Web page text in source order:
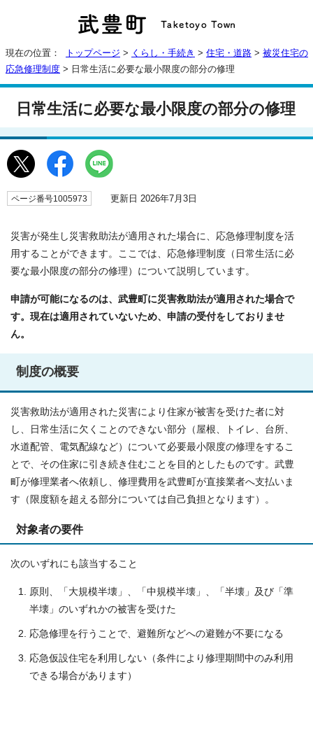
現在の位置： トップページ > くらし・手続き > 住宅・道路 > 被災住宅の
応急修理制度 > 日常生活に必要な最小限度の部分の修理
日常生活に必要な最小限度の部分の修理
ページ番号1005973 更新日 2026年7月3日
災害が発生し災害救助法が適用された場合に、応急修理制度を活
用することができます。ここでは、応急修理制度（日常生活に必
要な最小限度の部分の修理）について説明しています。
申請が可能になるのは、武豊町に災害救助法が適用された場合で
す。現在は適用されていないため、申請の受付をしておりませ
ん。
制度の概要
災害救助法が適用された災害により住家が被害を受けた者に対
し、日常生活に欠くことのできない部分（屋根、トイレ、台所、
水道配管、電気配線など）について必要最小限度の修理をするこ
とで、その住家に引き続き住むことを目的としたものです。武豊
町が修理業者へ依頼し、修理費用を武豊町が直接業者へ支払いま
す（限度額を超える部分については自己負担となります）。
対象者の要件
次のいずれにも該当すること
原則、「大規模半壊」、「中規模半壊」、「半壊」及び「準
半壊」のいずれかの被害を受けた
応急修理を行うことで、避難所などへの避難が不要になる
応急仮設住宅を利用しない（条件により修理期間中のみ利用
できる場合があります）